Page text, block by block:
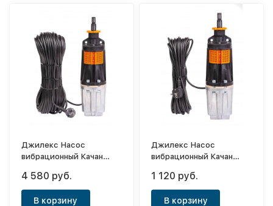
Джилекс Насос
вибрационный Качан
производства)
4 580 руб.
В корзину
Джилекс Насос
вибрационный Качан
производства)
1 120 руб.
В корзину